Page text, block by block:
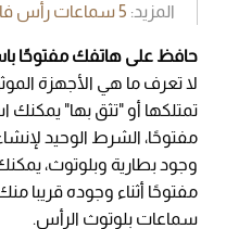
المزيد:
حافظ على هاتفك مفتوحًا
لا تعرف ما هي الأجهزة
تمتلكها أو "تثق بها" يمكنك
وجود بطارية وبلوتوث،
مفتوحًا أثناء وجوده
سماعات بلوتوث الرأس.